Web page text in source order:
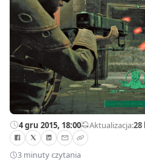
4 gru 2015, 18:00—Aktualizacja:28
3 minuty czytania